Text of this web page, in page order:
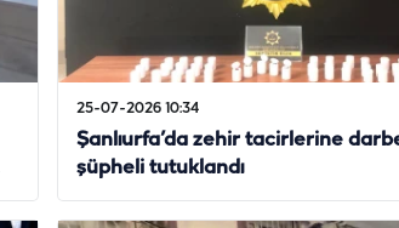
25-07-2026 10:34
Şanlıurfa’da zehir tacirlerine
şüpheli tutuklandı